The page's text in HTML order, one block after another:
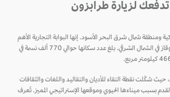
لزيارة طرابزون
شمال شرق البحر الأسود. إنها البوابة التجارية الأهم
للدولة الإيرانية جنوب شرق البلاد والقوقاز في الشمال الشرقي. بلغ عدد سكانها حوالي 770 ألف نسمة في
شكّلت نقطة التقاء للأديان والتقاليد واللغات والثقافات
بسبب ميناءها الحيوي وموقعها الإستراتيجي المميز. تُعرف